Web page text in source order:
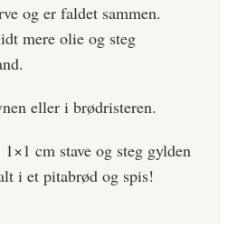
og er faldet sammen.
mere olie og steg
eller i brødristeren.
cm stave og steg gylden
i et pitabrød og spis!